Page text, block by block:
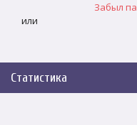
Забыл
или
Статистика